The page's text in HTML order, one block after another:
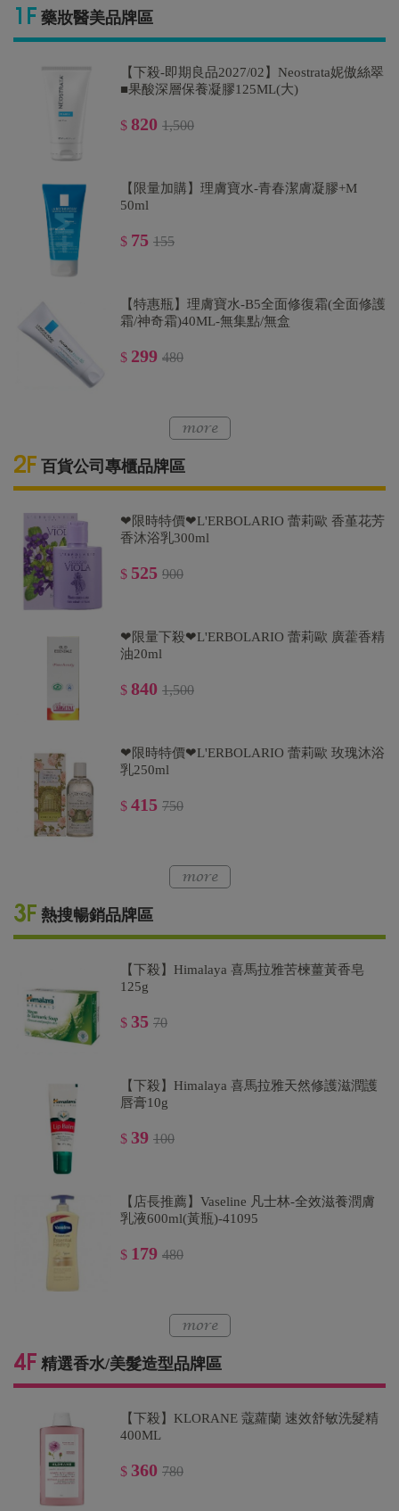
$660
【特惠-限量狂購】理膚寶水-B5彈潤修復精華
30ml(=10ML隨身瓶X3)-B5小藍瓶
$ 499 1,840
【下殺67折】理膚寶水-B5彈潤修復凝乳40ml
藥妝醫美品牌區
【下殺-即期良品2027/02】Neostrata妮傲絲翠
■果酸深層保養凝膠125ML(大)
$ 820 1,500
【限量加購】理膚寶水-青春潔膚凝膠+M
50ml
$ 75 155
【特惠瓶】理膚寶水-B5全面修復霜(全面修護
霜/神奇霜)40ML-無集點/無盒
$ 299 480
百貨公司專櫃品牌區
❤限時特價❤L'ERBOLARIO 蕾莉歐 香堇花芳
香沐浴乳300ml
$ 525 900
❤限量下殺❤L'ERBOLARIO 蕾莉歐 廣藿香精
油20ml
$ 840 1,500
❤限時特價❤L'ERBOLARIO 蕾莉歐 玫瑰沐浴
乳250ml
$ 415 750
熱搜暢銷品牌區
【下殺】Himalaya 喜馬拉雅苦楝薑黃香皂
125g
$ 35 70
【下殺】Himalaya 喜馬拉雅天然修護滋潤護
唇膏10g
$ 39 100
【店長推薦】Vaseline 凡士林-全效滋養潤膚
乳液600ml(黃瓶)-41095
$ 179 480
精選香水/美髮造型品牌區
【下殺】KLORANE 蔻蘿蘭 速效舒敏洗髮精
400ML
$ 360 780